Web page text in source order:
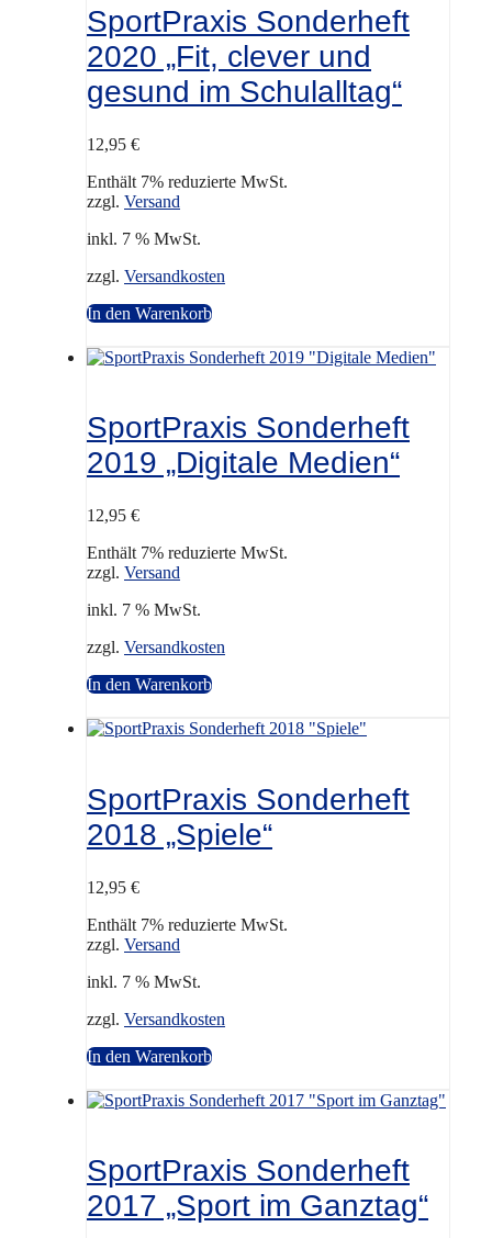
SportPraxis Sonderheft
2020 „Fit, clever und
gesund im Schulalltag“
12,95 €
Enthält 7% reduzierte MwSt.
zzgl. Versand
inkl. 7 % MwSt.
zzgl. Versandkosten
In den Warenkorb
SportPraxis Sonderheft
2019 „Digitale Medien“
12,95 €
Enthält 7% reduzierte MwSt.
zzgl. Versand
inkl. 7 % MwSt.
zzgl. Versandkosten
In den Warenkorb
SportPraxis Sonderheft
2018 „Spiele“
12,95 €
Enthält 7% reduzierte MwSt.
zzgl. Versand
inkl. 7 % MwSt.
zzgl. Versandkosten
In den Warenkorb
SportPraxis Sonderheft
2017 „Sport im Ganztag“